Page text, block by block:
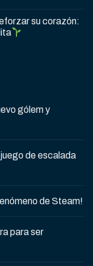
su corazón:
gólem y
de escalada
de Steam!
para ser